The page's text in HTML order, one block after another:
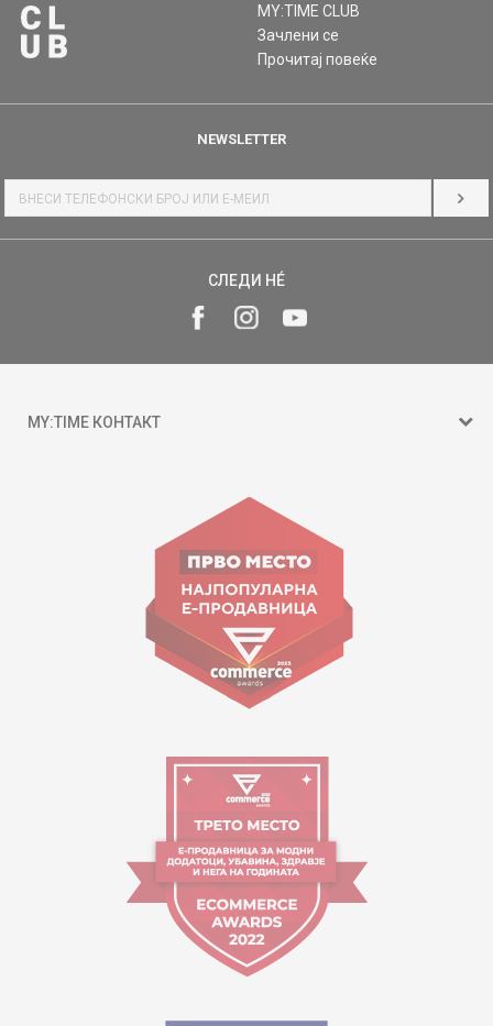
MY:TIME CLUB
Зачлени се
Прочитај повеќе
NEWSLETTER
СЛЕДИ НÉ
MY:TIME КОНТАКТ
ул. Гоце Николовски бр.74 Скопје
contact@mytime.mk
Работно време:
09:00 до 17:00